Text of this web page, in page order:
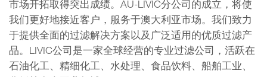
市场开拓取得突出成绩。AU-LIVIC分公司的成立，将使
我们更好地接近客户，服务于澳大利亚市场。我们致力
于提供全面的过滤解决方案以及广泛适用的优质过滤产
品。LIVIC公司是一家全球经营的专业过滤公司，活跃在
石油化工、精细化工、水处理、食品饮料、船舶工业、